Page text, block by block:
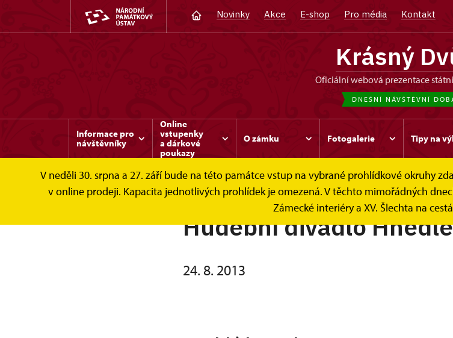
Novinky Akce E-shop Pro média Kontakt
Krásný
oficiální webová prezentace
DNEŠNÍ NÁVŠTĚVNÍ
Informace pro
návštěvníky
Online
vstupenky
a dárkové
poukazy
O zámku Fotogalerie Tipy na
V neděli 30. srpna a 27. září bude na této památce vstup na vybrané prohlídkové okruhy
v online prodeji. Kapacita jednotlivých prohlídek je omezená. V těchto mimořádných
Zámecké interiéry a XV. Šlechta na
Hudební divadlo
24. 8. 2013